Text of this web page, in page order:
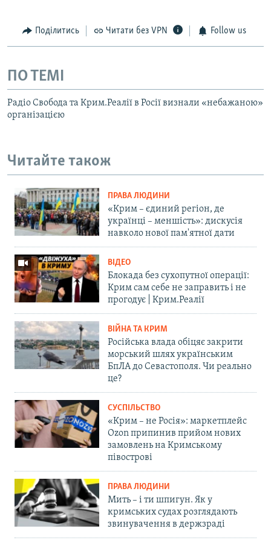
Поділитись Читати без VPN Follow us
ПО ТЕМІ
Радіо Свобода та Крим.Реалії в Росії визнали «небажаною»
організацією
Читайте також
ПРАВА ЛЮДИНИ
«Крим – єдиний регіон, де
українці – меншість»: дискусія
навколо нової пам'ятної дати
ВІДЕО
Блокада без сухопутної операції:
Крим сам себе не заправить і не
прогодує | Крим.Реалії
ВІЙНА ТА КРИМ
Російська влада обіцяє закрити
морський шлях українським
БпЛА до Севастополя. Чи реально
це?
СУСПІЛЬСТВО
«Крим – не Росія»: маркетплейс
Ozon припинив прийом нових
замовлень на Кримському
півострові
ПРАВА ЛЮДИНИ
Мить – і ти шпигун. Як у
кримських судах розглядають
звинувачення в держзраді